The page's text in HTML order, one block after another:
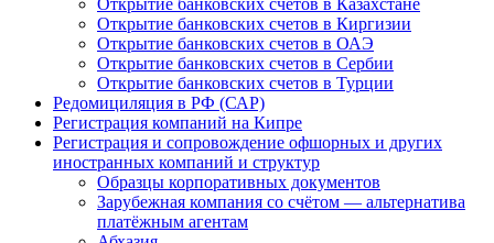
Открытие банковских счетов в Казахстане
Открытие банковских счетов в Киргизии
Открытие банковских счетов в ОАЭ
Открытие банковских счетов в Сербии
Открытие банковских счетов в Турции
Редомициляция в РФ (САР)
Регистрация компаний на Кипре
Регистрация и сопровождение офшорных и других
иностранных компаний и структур
Образцы корпоративных документов
Зарубежная компания со счётом — альтернатива
платёжным агентам